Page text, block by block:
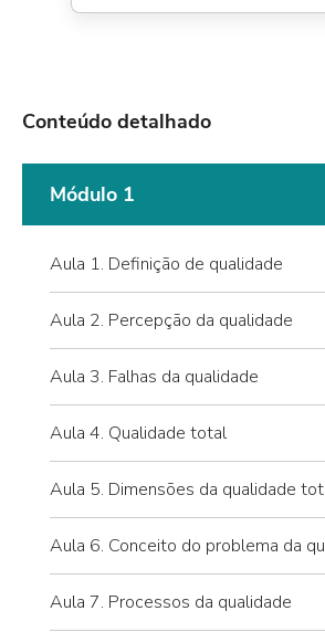
Conteúdo detalhado
Módulo 1
Aula 1. Definição de qualidade
Aula 2. Percepção da qualidade
Aula 3. Falhas da qualidade
Aula 4. Qualidade total
Aula 5. Dimensões da qualidade
Aula 6. Conceito do problema da
Aula 7. Processos da qualidade